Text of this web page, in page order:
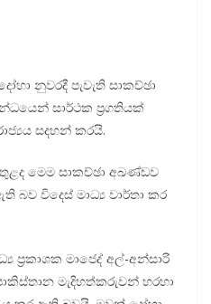
නුවරදී පැවැති සාකච්ඡා
සාර්ථක ප්‍රගතියක්
සදහන් කරයි.
තුළද මෙම සාකච්ඡා අඛණ්ඩව
බව විදෙස් මාධ්‍ය වාර්තා කර
ප්‍රකාශක මාජෙද් අල්-අන්සාරි
මැදිහත්කරුවන් හරහා